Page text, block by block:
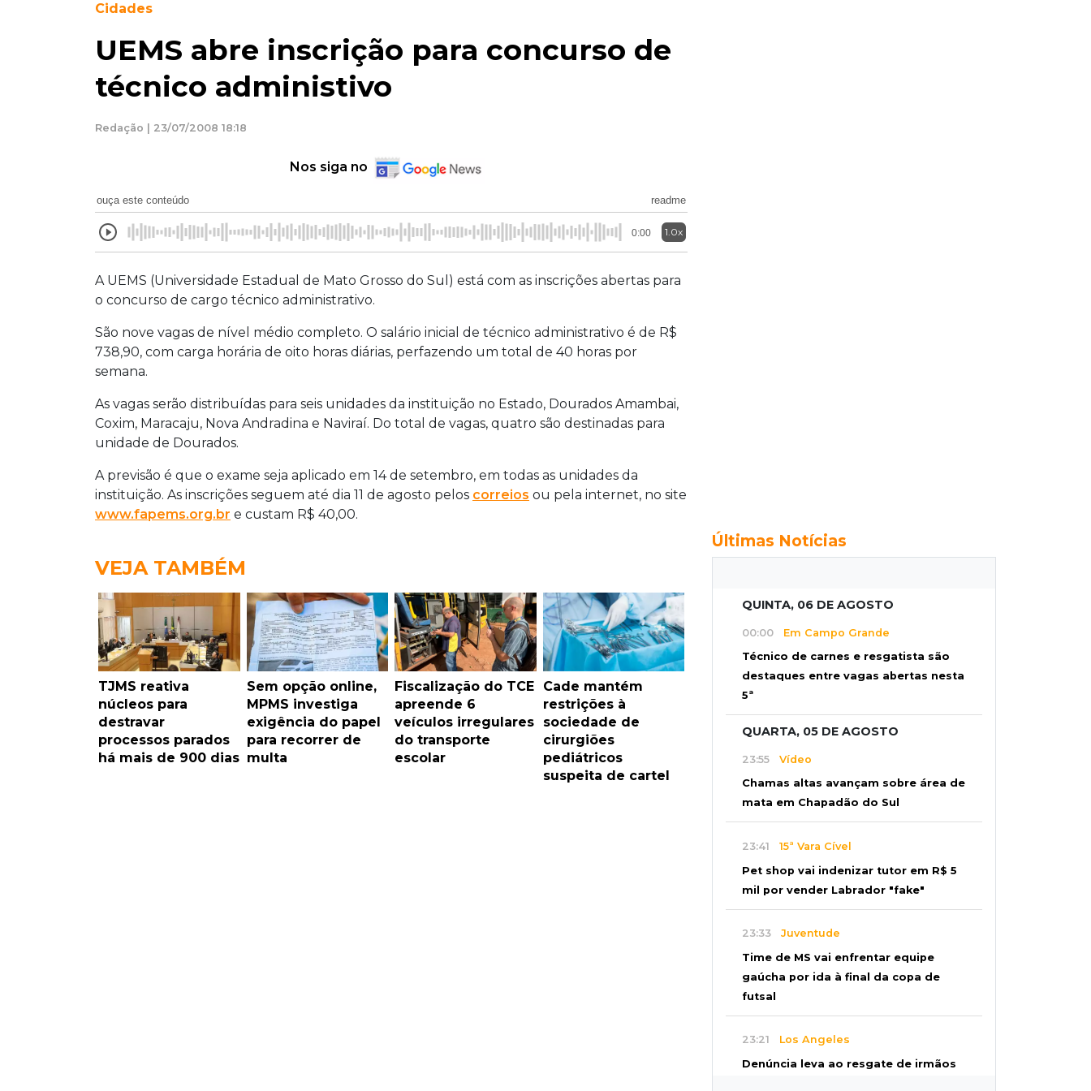
Cidades
UEMS abre inscrição para concurso de
técnico administivo
Redação | 23/07/2008 18:18
Nos siga no
ouça este conteúdo readme
0:00 1.0x
A UEMS (Universidade Estadual de Mato Grosso do Sul) está com as inscrições abertas para
o concurso de cargo técnico administrativo.
São nove vagas de nível médio completo. O salário inicial de técnico administrativo é de R$
738,90, com carga horária de oito horas diárias, perfazendo um total de 40 horas por
semana.
As vagas serão distribuídas para seis unidades da instituição no Estado, Dourados Amambai,
Coxim, Maracaju, Nova Andradina e Naviraí. Do total de vagas, quatro são destinadas para
unidade de Dourados.
A previsão é que o exame seja aplicado em 14 de setembro, em todas as unidades da
instituição. As inscrições seguem até dia 11 de agosto pelos correios ou pela internet, no site
www.fapems.org.br e custam R$ 40,00.
VEJA TAMBÉM
TJMS reativa
núcleos para
destravar
processos parados
há mais de 900 dias
Sem opção online,
MPMS investiga
exigência do papel
para recorrer de
multa
Fiscalização do TCE
apreende 6
veículos irregulares
do transporte
escolar
Cade mantém
restrições à
sociedade de
cirurgiões
pediátricos
suspeita de cartel
Últimas Notícias
QUINTA, 06 DE AGOSTO
00:00 Em Campo Grande
Técnico de carnes e resgatista são
destaques entre vagas abertas nesta
5ª
QUARTA, 05 DE AGOSTO
23:55 Vídeo
Chamas altas avançam sobre área de
mata em Chapadão do Sul
23:41 15ª Vara Cível
Pet shop vai indenizar tutor em R$ 5
mil por vender Labrador "fake"
23:33 Juventude
Time de MS vai enfrentar equipe
gaúcha por ida à final da copa de
futsal
23:21 Los Angeles
Denúncia leva ao resgate de irmãos